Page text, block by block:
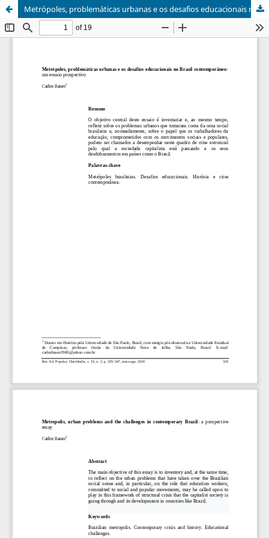
Metrópoles, problemáticas urbanas e os desafios educacionais no Brasil contemporâneo